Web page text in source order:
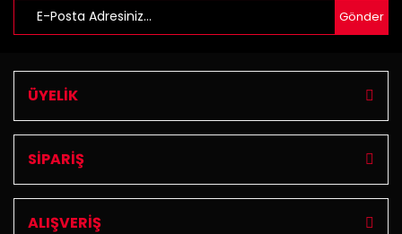
Gönder
ÜYELİK
SİPARİŞ
ALIŞVERİŞ